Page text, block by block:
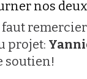
nos
projet:
soutien!